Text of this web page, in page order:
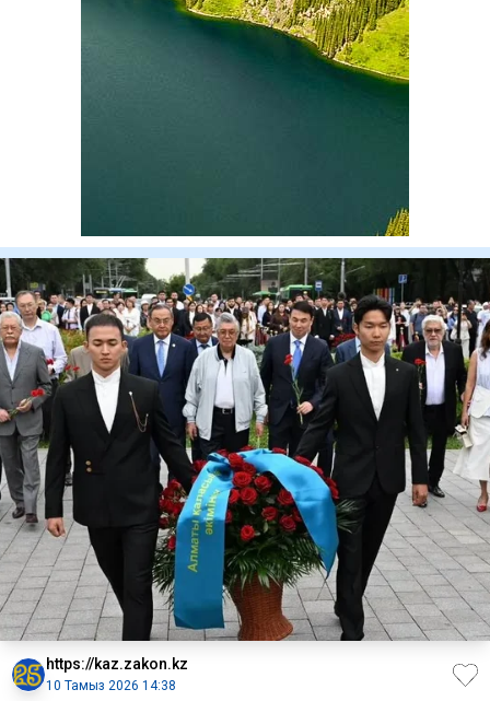
https://kaz.zakon.kz
10 Тамыз 2026 14:38